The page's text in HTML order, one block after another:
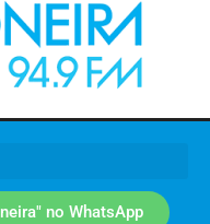
no WhatsApp